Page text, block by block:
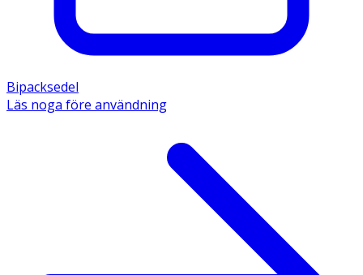
Bipacksedel
Läs noga före användning